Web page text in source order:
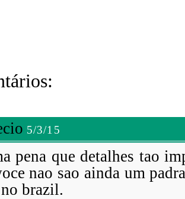
5/3/15
pena que detalhes tao
nao sao ainda um
brazil.